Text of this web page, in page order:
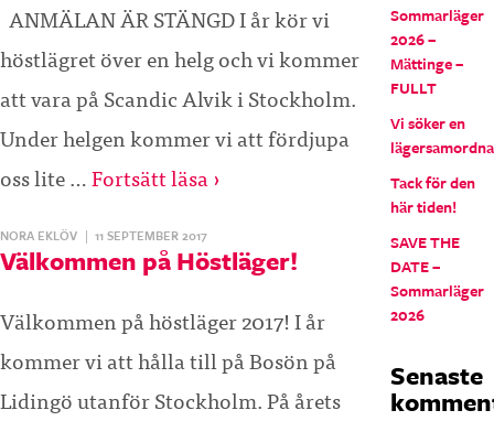
ANMÄLAN ÄR STÄNGD I år kör vi
höstlägret över en helg och vi kommer
att vara på Scandic Alvik i Stockholm.
Under helgen kommer vi att fördjupa
oss lite …Fortsätt läsa ›
NORA EKLÖV | 11 SEPTEMBER 2017
Välkommen på Höstläger!
Välkommen på höstläger 2017! I år
kommer vi att hålla till på Bosön på
Lidingö utanför Stockholm. På årets
Sommarläger
2026 –
Mättinge –
FULLT
Vi söker en
Tack för den
här tiden!
SAVE THE
DATE –
Sommarläger
2026
Senaste